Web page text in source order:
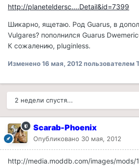
http://planeteldersc....Detail&id=7399
Шикарно, ящетаю. Род Guarus, в
Vulgares? пополнился Guarus
К сожалению, pluginless.
Изменено16 мая, 2012пользователем
2 недели спустя...
Scarab-Phoenix
Опубликовано 30 мая, 2012
http://media.moddb.com/images/mods/